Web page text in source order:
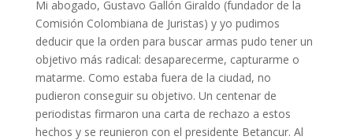
Mi abogado, Gustavo Gallón Giraldo (fundador de la
Comisión Colombiana de Juristas) y yo pudimos
deducir que la orden para buscar armas pudo tener un
objetivo más radical: desaparecerme, capturarme o
matarme. Como estaba fuera de la ciudad, no
pudieron conseguir su objetivo. Un centenar de
periodistas firmaron una carta de rechazo a estos
hechos y se reunieron con el presidente Betancur. Al